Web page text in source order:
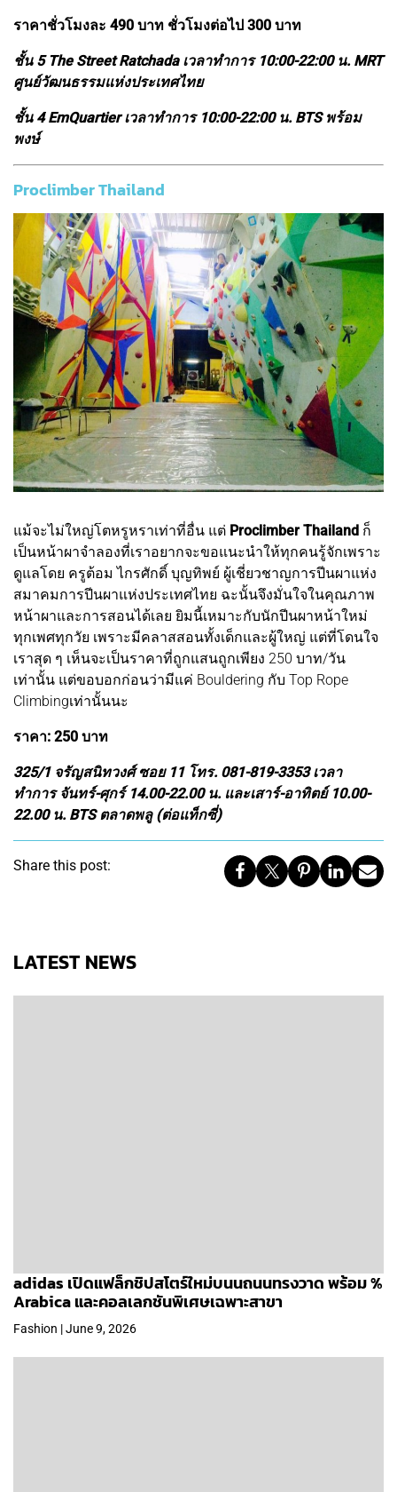
ราคาชั่วโมงละ 490 บาท ชั่วโมงต่อไป 300 บาท
ชั้น 5 The Street Ratchada เวลาทำการ 10:00-22:00 น. MRT
ศูนย์วัฒนธรรมแห่งประเทศไทย
ชั้น 4 EmQuartier เวลาทำการ 10:00-22:00 น. BTS พร้อม
พงษ์
Proclimber Thailand
แม้จะไม่ใหญ่โตหรูหราเท่าที่อื่น แต่ Proclimber Thailand ก็
เป็นหน้าผาจำลองที่เราอยากจะขอแนะนำให้ทุกคนรู้จักเพราะ
ดูแลโดย ครูต้อม ไกรศักดิ์ บุญทิพย์ ผู้เชี่ยวชาญการปีนผาแห่ง
สมาคมการปีนผาแห่งประเทศไทย ฉะนั้นจึงมั่นใจในคุณภาพ
หน้าผาและการสอนได้เลย ยิมนี้เหมาะกับนักปีนผาหน้าใหม่
ทุกเพศทุกวัย เพราะมีคลาสสอนทั้งเด็กและผู้ใหญ่ แต่ที่โดนใจ
เราสุด ๆ เห็นจะเป็นราคาที่ถูกแสนถูกเพียง 250 บาท/วัน
เท่านั้น แต่ขอบอกก่อนว่ามีแค่ Bouldering กับ Top Rope
Climbingเท่านั้นนะ
ราคา: 250 บาท
325/1 จรัญสนิทวงศ์ ซอย 11 โทร. 081-819-3353 เวลา
ทำการ จันทร์-ศุกร์ 14.00-22.00 น. และเสาร์-อาทิตย์ 10.00-
22.00 น. BTS ตลาดพลู (ต่อแท็กซี่)
Share this post:
LATEST NEWS
adidas เปิดแฟล็กชิปสโตร์ใหม่บนนถนนทรงวาด พร้อม %
Arabica และคอลเลกชันพิเศษเฉพาะสาขา
Fashion | June 9, 2026